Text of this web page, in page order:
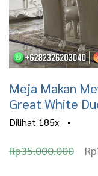
Meja Makan
Great White
Dilihat 185x •
Rp35.000.000
ORp